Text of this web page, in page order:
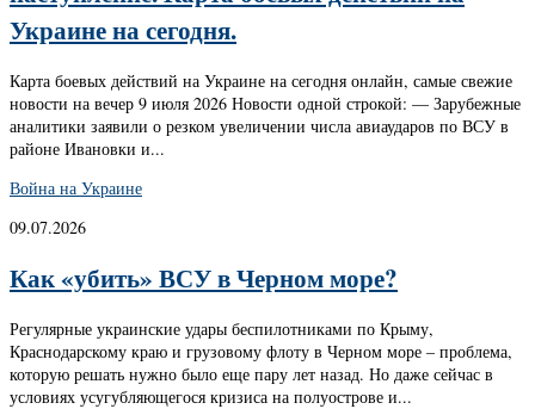
Украине на сегодня.
Карта боевых действий на Украине на сегодня онлайн, самые свежие
новости на вечер 9 июля 2026 Новости одной строкой: — Зарубежные
аналитики заявили о резком увеличении числа авиаударов по ВСУ в
районе Ивановки и...
Война на Украине
09.07.2026
Как «убить» ВСУ в Черном море?
Регулярные украинские удары беспилотниками по Крыму,
Краснодарскому краю и грузовому флоту в Черном море – проблема,
которую решать нужно было еще пару лет назад. Но даже сейчас в
условиях усугубляющегося кризиса на полуострове и...